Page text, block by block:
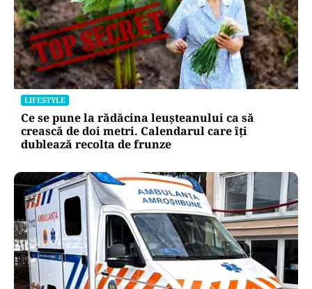
LIFESTYLE
Ce se pune la rădăcina leușteanului ca să
crească de doi metri. Calendarul care îți
dublează recolta de frunze